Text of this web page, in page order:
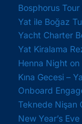
Bosphorus
Yat ile Boğaz
Yacht Charter
Yat Kiralama
Henna Night on
Kına Gecesi –
Onboard
Teknede Nişan
New Year’s